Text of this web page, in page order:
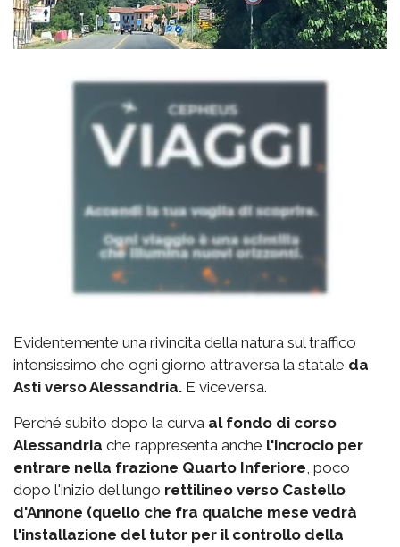
Evidentemente una rivincita della natura sul traffico
intensissimo che ogni giorno attraversa la statale da
Asti verso Alessandria. E viceversa.
Perché subito dopo la curva al fondo di corso
Alessandria che rappresenta anche l'incrocio per
entrare nella frazione Quarto Inferiore, poco
dopo l'inizio del lungo rettilineo verso Castello
d'Annone (quello che fra qualche mese vedrà
l'installazione del tutor per il controllo della